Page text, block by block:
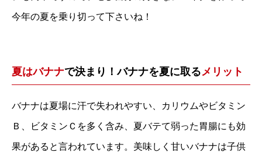
今年の夏を乗り切って下さいね！
夏はバナナで決まり！バナナを夏に取るメリット
バナナは夏場に汗で失われやすい、カリウムやビタミン
Ｂ、ビタミンＣを多く含み、夏バテて弱った胃腸にも効
果があると言われています。美味しく甘いバナナは子供